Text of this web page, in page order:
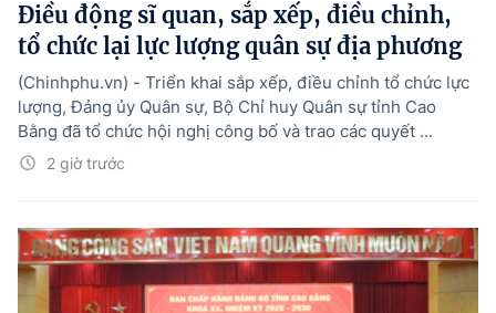
Điều động sĩ quan, sắp xếp, điều chỉnh,
tổ chức lại lực lượng quân sự địa phương
2 giờ trước
(Chinhphu.vn) - Triển khai sắp xếp, điều chỉnh tổ chức lực
lượng, Đảng ủy Quân sự, Bộ Chỉ huy Quân sự tỉnh Cao
Bằng đã tổ chức hội nghị công bố và trao các quyết ...